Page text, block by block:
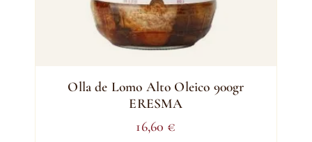
Olla de Lomo Alto Oleico 900gr
ERESMA
16,60 €